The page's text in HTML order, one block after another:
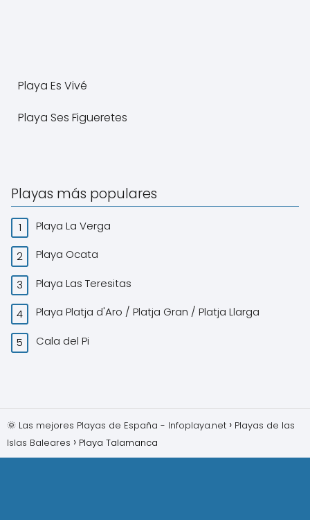
Playa Es Vivé
Playa Ses Figueretes
Playas más populares
Playa La Verga
Playa Ocata
Playa Las Teresitas
Playa Platja d'Aro / Platja Gran / Platja Llarga
Cala del Pi
🌞 Las mejores Playas de España - Infoplaya.net
Playas de las
Islas Baleares
Playa Talamanca